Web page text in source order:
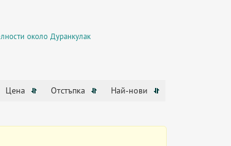
около Дуранкулак
Цена Отстъпка Най-нови